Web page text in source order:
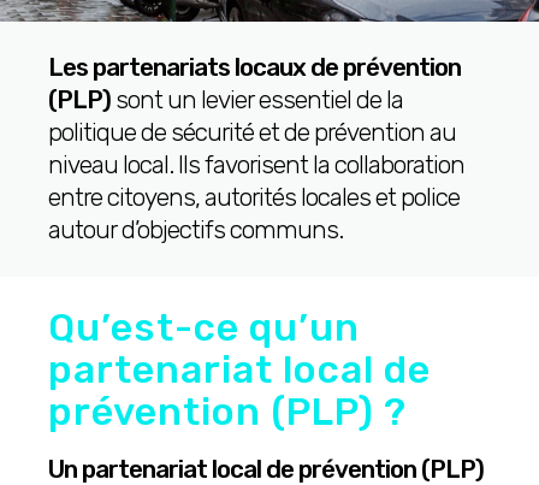
Les partenariats locaux de prévention
(PLP) sont un levier essentiel de la
politique de sécurité et de prévention au
niveau local. Ils favorisent la collaboration
entre citoyens, autorités locales et police
autour d’objectifs communs.
Qu’est-ce qu’un
partenariat local de
prévention (PLP) ?
Un partenariat local de prévention (PLP)